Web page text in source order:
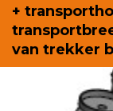
+
van trekker